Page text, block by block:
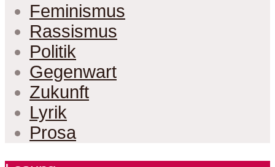
Feminismus
Rassismus
Politik
Gegenwart
Zukunft
Lyrik
Prosa